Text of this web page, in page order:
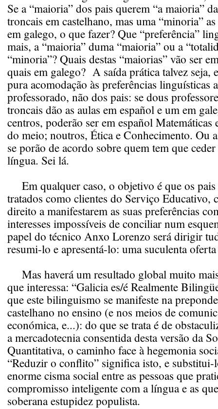
Se a “maioria” dos pais querem “a maioria”
troncais em castelhano, mas uma “minoria”
em galego, o que fazer? Que “preferência”
mais, a “maioria” duma “maioria” ou a
“minoria”? Quais destas “maiorias” vão ser
quais em galego? A saída prática talvez seja,
pura acomodação às preferências linguísticas
professorado, não dos pais: se dous
troncais dão as aulas em español e um em
centros, poderão ser em español Matemáticas
do meio; noutros, Ética e Conhecimento. Ou
se porão de acordo sobre quem tem que
língua. Sei lá.
Em qualquer caso, o objetivo é que os pais
tratados como clientes do Serviço Educativo,
direito a manifestarem as suas preferências
interesses impossíveis de conciliar num
papel do técnico Anxo Lorenzo será dirigir
resumi-lo e apresentá-lo: uma suculenta
Mas haverá um resultado global muito
que interessa: “Galicia es/é Realmente
que este bilinguismo se manifeste na
castelhano no ensino (e nos meios de
económica, e...): do que se trata é de
a mercadotecnia consentida desta versão da
Quantitativa, o caminho face à hegemonia
“Reduzir o conflito” significa isto, e
enorme cisma social entre as pessoas que
compromisso inteligente com a língua e as
soberana estupidez populista.